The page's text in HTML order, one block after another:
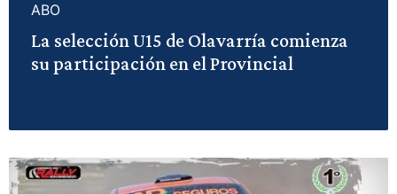
ABO
La selección U15 de Olavarría comienza
su participación en el Provincial